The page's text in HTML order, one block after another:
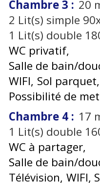
Chambre 3 : 20
2 Lit(s) simple
1 Lit(s) double
WC privatif
Salle de bain/
WIFI Sol parquet
Possibilité de
Chambre 4 : 17
1 Lit(s) double
WC à partager
Salle de bain/
Télévision WIFI